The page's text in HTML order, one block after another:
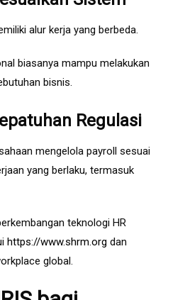
alur kerja yang berbeda.
biasanya mampu melakukan
bisnis.
Regulasi
mengelola payroll sesuai
yang berlaku, termasuk
teknologi HR
https://www.shrm.org dan
global.